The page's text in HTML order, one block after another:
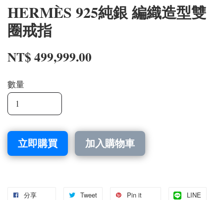
HERMÈS 925純銀 編織造型雙
圈戒指
NT$ 499,999.00
數量
立即購買 加入購物車
分享 Tweet Pin it LINE